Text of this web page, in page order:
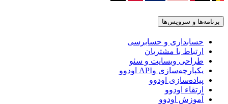
برنامه‌ها و سرویس‌ها
حسابداری و حسابرسی
ارتباط با مشتریان
طراحی وبسایت و سئو
یکپارچه‌سازی وAPI اودوو
پیاده‌سازی اودوو
ارتقاء اودوو
آموزش اودوو